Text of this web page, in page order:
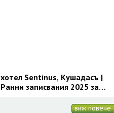
хотел Sentinus, Кушадасъ |
Ранни записвания 2025 за
виж повече